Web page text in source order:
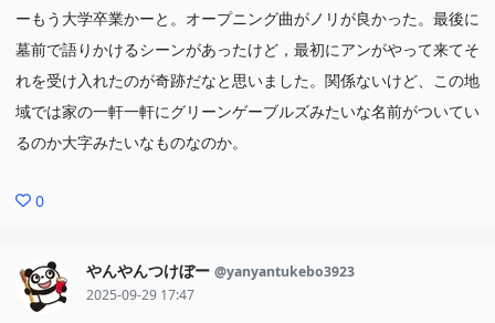
ーもう大学卒業かーと。オープニング曲がノリが良かった。最後に
墓前で語りかけるシーンがあったけど，最初にアンがやって来てそ
れを受け入れたのが奇跡だなと思いました。関係ないけど、この地
域では家の一軒一軒にグリーンゲーブルズみたいな名前がついてい
るのか大字みたいなものなのか。
0
やんやんつけぼー @yanyantukebo3923
2025-09-29 17:47